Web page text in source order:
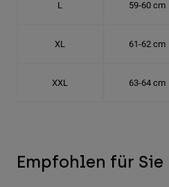
L 59-60 cm
XL 61-62 cm
XXL 63-64 cm
Empfohlen für Sie